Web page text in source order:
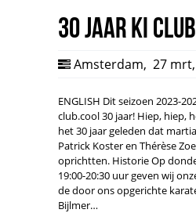
30 jaar ki
Amsterdam, 27
ENGLISH Dit seizoen 2023-
club.cool 30 jaar! Hiep, hiep,
het 30 jaar geleden dat
Patrick Koster en Thérèse
oprichtten. Historie Op
19:00-20:30 uur geven wij
de door ons opgerichte
Bijlmer…